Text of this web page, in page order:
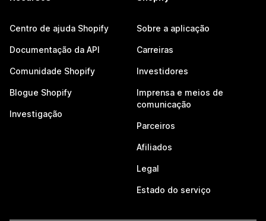
Centro de ajuda Shopify
Documentação da API
Comunidade Shopify
Blogue Shopify
Investigação
Sobre a aplicação
Carreiras
Investidores
Imprensa e meios de
comunicação
Parceiros
Afiliados
Legal
Estado do serviço